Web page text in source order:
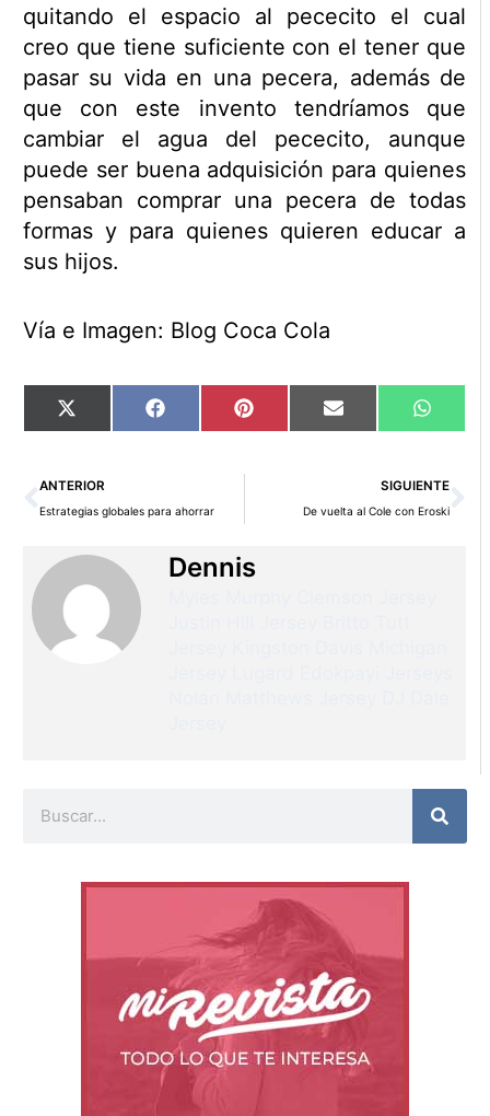
quitando el espacio al pececito el cual
creo que tiene suficiente con el tener que
pasar su vida en una pecera, además de
que con este invento tendríamos que
cambiar el agua del pececito, aunque
puede ser buena adquisición para quienes
pensaban comprar una pecera de todas
formas y para quienes quieren educar a
sus hijos.
Vía e Imagen: Blog Coca Cola
Compartir
en
X
(Twitter)
Compartir
en
Facebook Compartir
en
Pinterest Compartir
en
Email
en
Ant
ANTERIOR
Estrategias globales para ahorrar
SIGUIENTE
De vuelta al Cole con Eroski
Dennis